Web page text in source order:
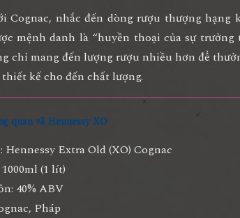
Cognac, nhắc đến dòng rượu thượng hạng
mệnh danh là “huyền thoại của sự
chỉ mang đến lượng rượu nhiều hơn để
kế cho đến chất lượng.
quan về Hennessy XO
Hennessy Extra Old (XO) Cognac
1000ml (1 lít)
40% ABV
Pháp